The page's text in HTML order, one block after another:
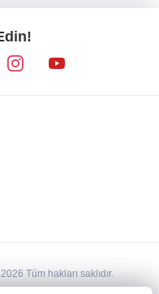
İki çocuk cinayeti
Tüm hakları saklıdır.